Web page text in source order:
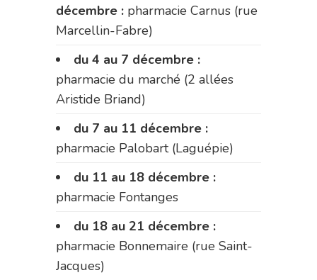
décembre : pharmacie Carnus (rue
Marcellin-Fabre)
du 4 au 7 décembre :
pharmacie du marché (2 allées
Aristide Briand)
du 7 au 11 décembre :
pharmacie Palobart (Laguépie)
du 11 au 18 décembre :
pharmacie Fontanges
du 18 au 21 décembre :
pharmacie Bonnemaire (rue Saint-
Jacques)